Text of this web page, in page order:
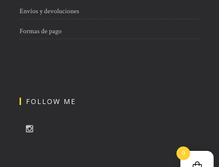
Envíos y devoluciones
Formas de pago
FOLLOW ME
0